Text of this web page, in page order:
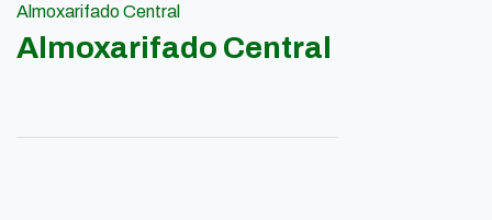
Almoxarifado Central
Almoxarifado Central